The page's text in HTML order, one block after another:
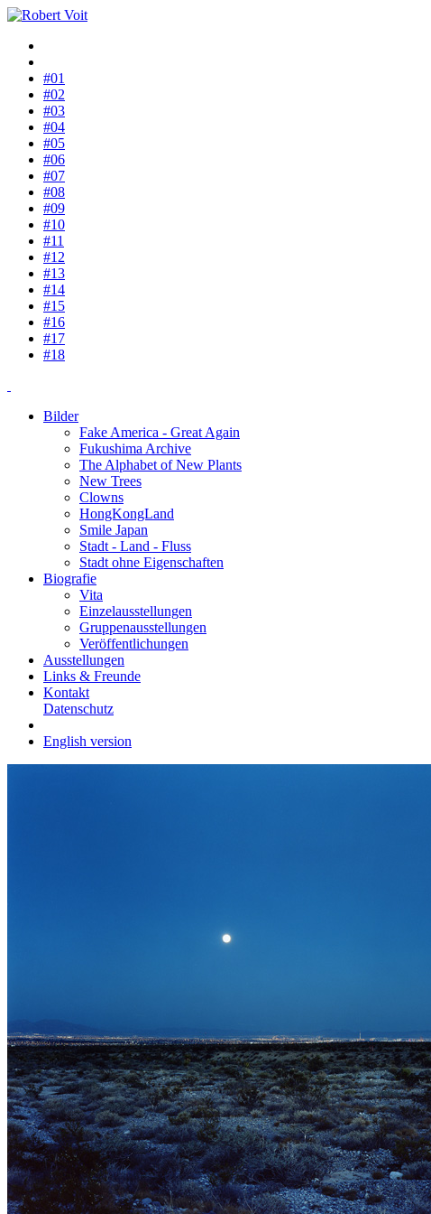
#01
#02
#03
#04
#05
#06
#07
#08
#09
#10
#11
#12
#13
#14
#15
#16
#17
#18
Bilder
Fake America - Great Again
Fukushima Archive
The Alphabet of New Plants
New Trees
Clowns
HongKongLand
Smile Japan
Stadt - Land - Fluss
Stadt ohne Eigenschaften
Biografie
Vita
Einzelausstellungen
Gruppenausstellungen
Veröffentlichungen
Ausstellungen
Links & Freunde
Kontakt
Datenschutz
English version